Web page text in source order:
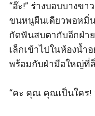
“อ๊ะ!” ร่างบอบบางข
ขนหนูผืนเดียวพอหมิ่
กัดฟันสบตากับอีกฝ่า
เล็กเข้าไปในห้องน้ำ
พร้อมกับฝ่ามือใหญ่ที่
“คะ คุณ คุณเป็นใคร!